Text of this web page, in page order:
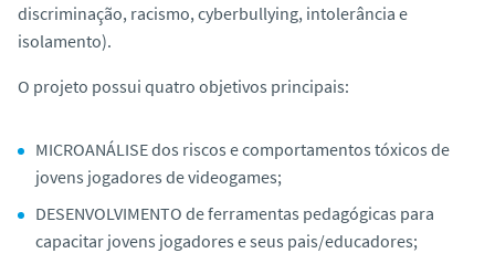
discriminação, racismo, cyberbullying, intolerância e
isolamento).
O projeto possui quatro objetivos principais:
MICROANÁLISE dos riscos e comportamentos tóxicos de
jovens jogadores de videogames;
DESENVOLVIMENTO de ferramentas pedagógicas para
capacitar jovens jogadores e seus pais/educadores;